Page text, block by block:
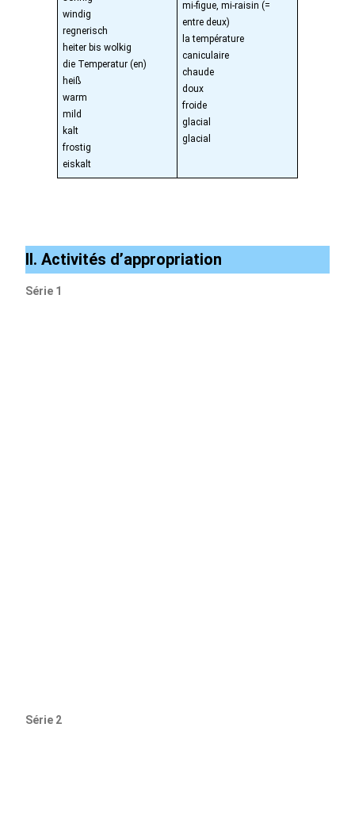
windig
regnerisch
heiter bis wolkig
die Temperatur (en)
heiß
warm
mild
kalt
frostig
eiskalt
mi-figue, mi-raisin (=
entre deux)
la température
caniculaire
chaude
doux
froide
glacial
glacial
II. Activités d’appropriation
Série 1
Série 2